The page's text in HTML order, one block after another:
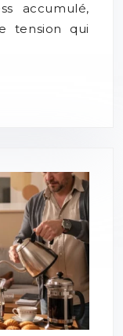
accumulé,
tension qui